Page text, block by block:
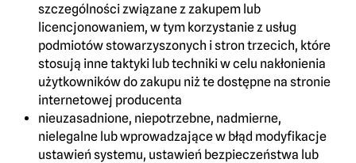
szczególności związane z zakupem lub
licencjonowaniem, w tym korzystanie z usług
podmiotów stowarzyszonych i stron trzecich, które
stosują inne taktyki lub techniki w celu nakłonienia
użytkowników do zakupu niż te dostępne na stronie
internetowej producenta
nieuzasadnione, niepotrzebne, nadmierne,
nielegalne lub wprowadzające w błąd modyfikacje
ustawień systemu, ustawień bezpieczeństwa lub